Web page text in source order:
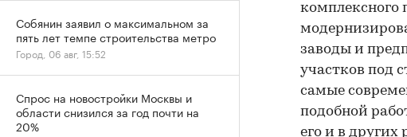
комплексного
заводы и
участков под
самые
подобной
его и в других
Собянин заявил о максимальном за
пять лет темпе строительства метро
Город, 06 авг, 15:52
Спрос на новостройки Москвы и
области снизился за год почти на
20%